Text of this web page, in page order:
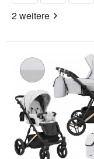
2 weitere